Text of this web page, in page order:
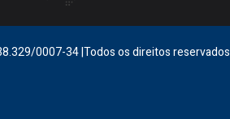
0007-34 |Todos os direitos reservados